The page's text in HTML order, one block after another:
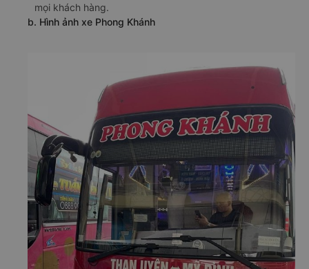
mọi khách hàng.
b. Hình ảnh xe Phong Khánh